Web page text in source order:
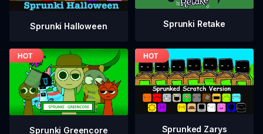
Sprunki Halloween Sprunki Retake
Sprunki Greencore Sprunked Zarys